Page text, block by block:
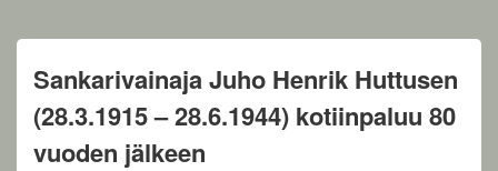
Sankarivainaja Juho Henrik Huttusen
(28.3.1915 – 28.6.1944) kotiinpaluu 80
vuoden jälkeen